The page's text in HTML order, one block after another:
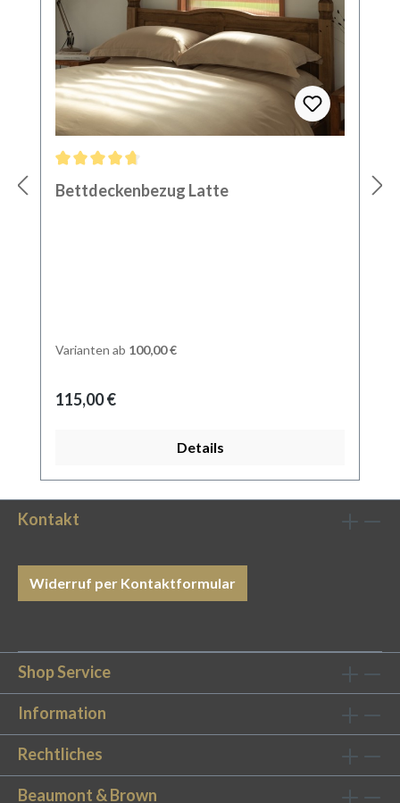
Durchschnittliche Bewertung von 4.71 von 5 Sternen
Bettdeckenbezug Latte
Varianten ab 100,00 €
Regulärer Preis:
115,00 €
Details
Kontakt
Widerruf per Kontaktformular
Shop Service
Information
Rechtliches
Beaumont & Brown